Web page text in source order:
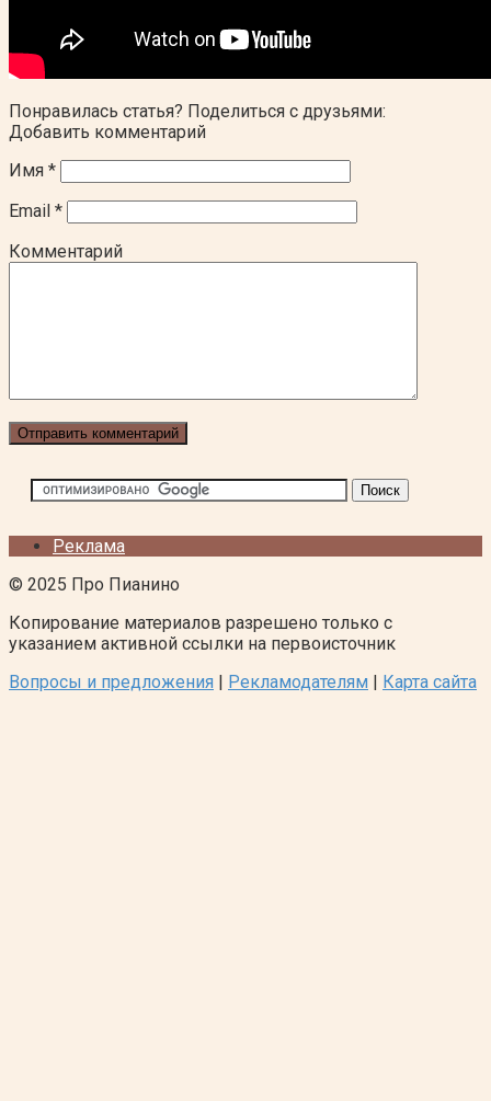
Понравилась статья? Поделиться с друзьями:
Добавить комментарий
Имя *
Email *
Комментарий
Реклама
© 2025 Про Пианино
Копирование материалов разрешено только с
указанием активной ссылки на первоисточник
Вопросы и предложения | Рекламодателям | Карта сайта